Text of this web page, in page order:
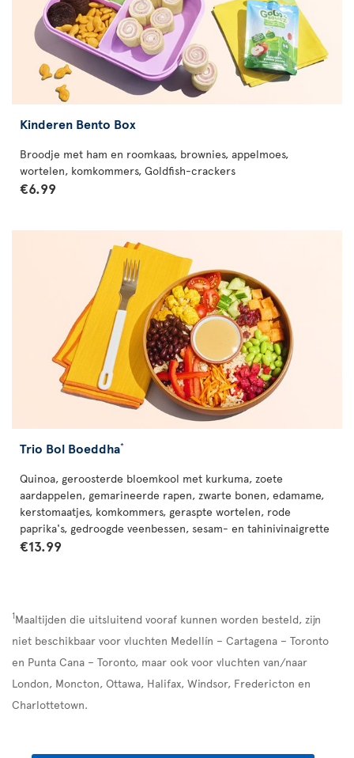
Kinderen Bento Box
Broodje met ham en roomkaas, brownies, appelmoes,
wortelen, komkommers, Goldfish-crackers
€6.99
Trio Bol Boeddha*
Quinoa, geroosterde bloemkool met kurkuma, zoete
aardappelen, gemarineerde rapen, zwarte bonen, edamame,
kerstomaatjes, komkommers, geraspte wortelen, rode
paprika's, gedroogde veenbessen, sesam- en tahinivinaigrette
€13.99
1Maaltijden die uitsluitend vooraf kunnen worden besteld, zijn
niet beschikbaar voor vluchten Medellín – Cartagena – Toronto
en Punta Cana – Toronto, maar ook voor vluchten van/naar
London, Moncton, Ottawa, Halifax, Windsor, Fredericton en
Charlottetown.